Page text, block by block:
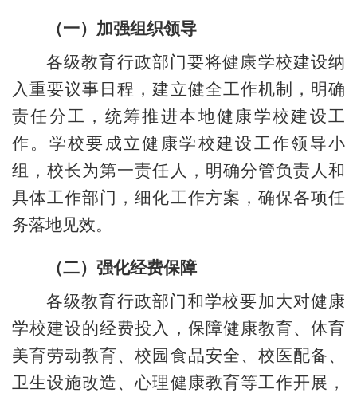
（一）加强组织领导
各级教育行政部门要将健康学校建设纳
入重要议事日程，建立健全工作机制，明确
责任分工，统筹推进本地健康学校建设工
作。学校要成立健康学校建设工作领导小
组，校长为第一责任人，明确分管负责人和
具体工作部门，细化工作方案，确保各项任
务落地见效。
（二）强化经费保障
各级教育行政部门和学校要加大对健康
学校建设的经费投入，保障健康教育、体育
美育劳动教育、校园食品安全、校医配备、
卫生设施改造、心理健康教育等工作开展，